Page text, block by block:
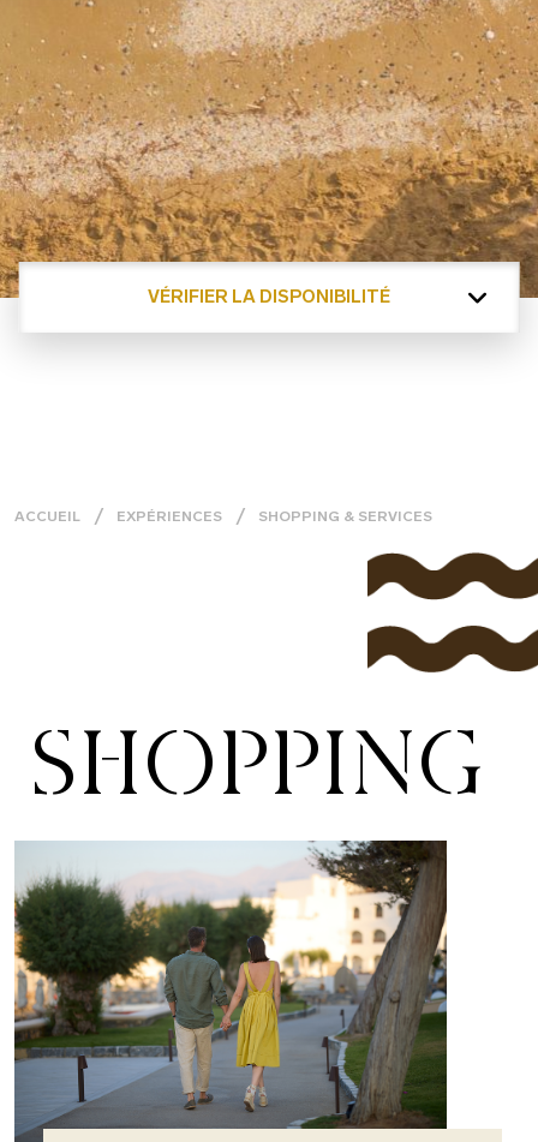
VÉRIFIER LA DISPONIBILITÉ
ACCUEIL EXPÉRIENCES SHOPPING & SERVICES
SHOPPING